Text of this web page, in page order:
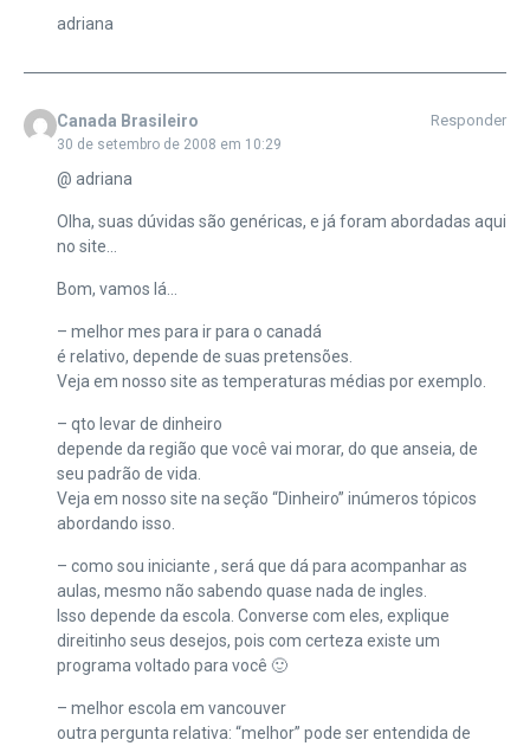
adriana
Canada Brasileiro
30 de setembro de 2008 em 10:29
Responder
@ adriana
Olha, suas dúvidas são genéricas, e já foram abordadas aqui
no site…
Bom, vamos lá…
– melhor mes para ir para o canadá
é relativo, depende de suas pretensões.
Veja em nosso site as temperaturas médias por exemplo.
– qto levar de dinheiro
depende da região que você vai morar, do que anseia, de
seu padrão de vida.
Veja em nosso site na seção “Dinheiro” inúmeros tópicos
abordando isso.
– como sou iniciante , será que dá para acompanhar as
aulas, mesmo não sabendo quase nada de ingles.
Isso depende da escola. Converse com eles, explique
direitinho seus desejos, pois com certeza existe um
programa voltado para você 🙂
– melhor escola em vancouver
outra pergunta relativa: “melhor” pode ser entendida de